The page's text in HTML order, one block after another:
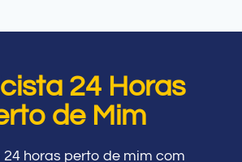
24 Horas
de Mim
24 horas perto de mim com